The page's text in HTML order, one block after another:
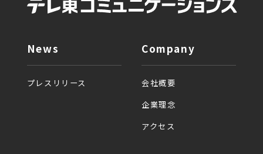
News
プレスリリース
Company
会社概要
企業理念
アクセス